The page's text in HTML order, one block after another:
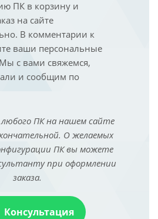
ПК в корзину и
на сайте
В комментарии к
ваши персональные
с вами свяжемся,
и сообщим по
ПК на нашем сайте
О желаемых
ПК вы можете
при оформлении
заказа.
Консультация